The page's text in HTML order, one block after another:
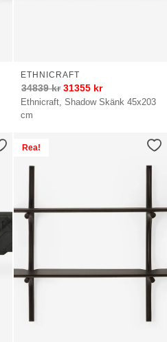
Ethnicraft, Shadow Skänk 45x203
cm
ETHNICRAFT
34839kr 31355 kr
Rea!